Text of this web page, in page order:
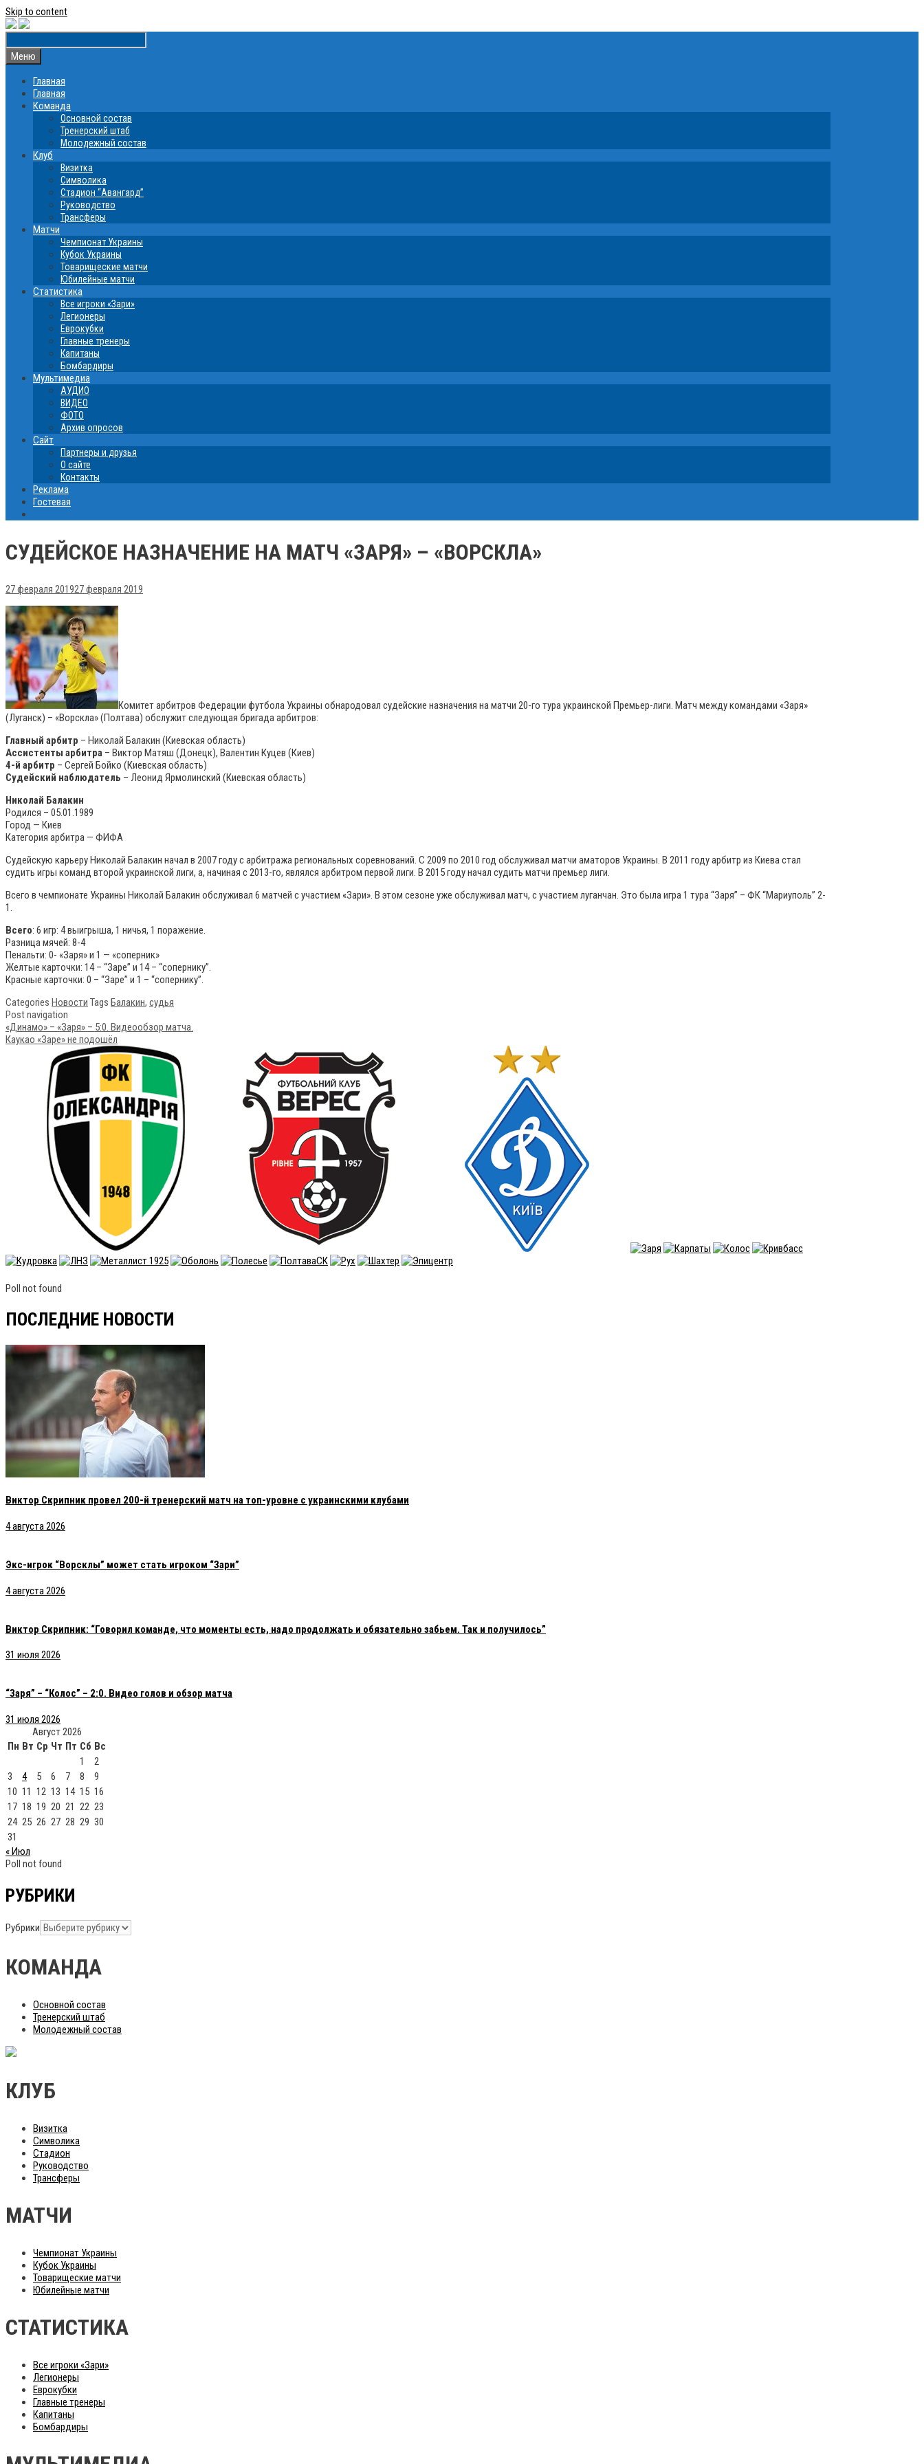
Skip to content
Меню
Главная
Главная
Команда
Основной состав
Тренерский штаб
Молодежный состав
Клуб
Визитка
Символика
Стадион “Авангард”
Руководство
Трансферы
Матчи
Чемпионат Украины
Кубок Украины
Товарищеские матчи
Юбилейные матчи
Статистика
Все игроки «Зари»
Легионеры
Еврокубки
Главные тренеры
Капитаны
Бомбардиры
Мультимедиа
АУДИО
ВИДЕО
ФОТО
Архив опросов
Сайт
Партнеры и друзья
О сайте
Контакты
Реклама
Гостевая
СУДЕЙСКОЕ НАЗНАЧЕНИЕ НА МАТЧ «ЗАРЯ» – «ВОРСКЛА»
27 февраля 201927 февраля 2019
Комитет арбитров Федерации футбола Украины обнародовал судейские назначения на матчи 20-го тура украинской Премьер-лиги. Матч между командами «Заря»
(Луганск) – «Ворскла» (Полтава) обслужит следующая бригада арбитров:
Главный арбитр – Николай Балакин (Киевская область)
Ассистенты арбитра – Виктор Матяш (Донецк), Валентин Куцев (Киев)
4-й арбитр – Сергей Бойко (Киевская область)
Судейский наблюдатель – Леонид Ярмолинский (Киевская область)
Николай Балакин
Родился – 05.01.1989
Город — Киев
Категория арбитра — ФИФА
Судейскую карьеру Николай Балакин начал в 2007 году с арбитража региональных соревнований. С 2009 по 2010 год обслуживал матчи аматоров Украины. В 2011 году арбитр из Киева стал
судить игры команд второй украинской лиги, а, начиная с 2013-го, являлся арбитром первой лиги. В 2015 году начал судить матчи премьер лиги.
Всего в чемпионате Украины Николай Балакин обслуживал 6 матчей с участием «Зари». В этом сезоне уже обслуживал матч, с участием луганчан. Это была игра 1 тура “Заря” – ФК “Мариуполь” 2-
1.
Всего: 6 игр: 4 выигрыша, 1 ничья, 1 поражение.
Разница мячей: 8-4
Пенальти: 0- «Заря» и 1 — «соперник»
Желтые карточки: 14 – “Заре” и 14 – “сопернику”.
Красные карточки: 0 – “Заре” и 1 – “сопернику”.
Categories Новости Tags Балакин, судья
Post navigation
«Динамо» – «Заря» – 5:0. Видеообзор матча.
Каукао «Заре» не подошёл
Poll not found
ПОСЛЕДНИЕ НОВОСТИ
Виктор Скрипник провел 200-й тренерский матч на топ-уровне с украинскими клубами
4 августа 2026
Экс-игрок “Ворсклы” может стать игроком “Зари”
4 августа 2026
Виктор Скрипник: “Говорил команде, что моменты есть, надо продолжать и обязательно забьем. Так и получилось”
31 июля 2026
“Заря” – “Колос” – 2:0. Видео голов и обзор матча
31 июля 2026
Август 2026
Пн Вт Ср Чт Пт Сб Вс
1
2
3
4 5 6 7 8
9
10 11 12 13 14 15 16
17 18 19 20 21 22 23
24 25 26 27 28 29 30
31
« Июл
Poll not found
РУБРИКИ
Рубрики
КОМАНДА
Основной состав
Тренерский штаб
Молодежный состав
КЛУБ
Визитка
Символика
Стадион
Руководство
Трансферы
МАТЧИ
Чемпионат Украины
Кубок Украины
Товарищеские матчи
Юбилейные матчи
СТАТИСТИКА
Все игроки «Зари»
Легионеры
Еврокубки
Главные тренеры
Капитаны
Бомбардиры